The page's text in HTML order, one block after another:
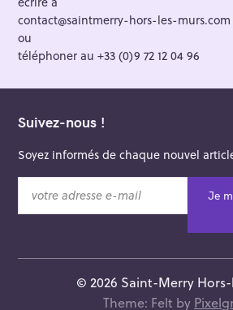
contact@saintmerry-hors-les-murs.com
ou
téléphoner au +33 (0)9 72 12 04 96
Suivez-nous !
Soyez informés de chaque nouvel
e
Je
© 2026 Saint-Merry
Theme: Felt by